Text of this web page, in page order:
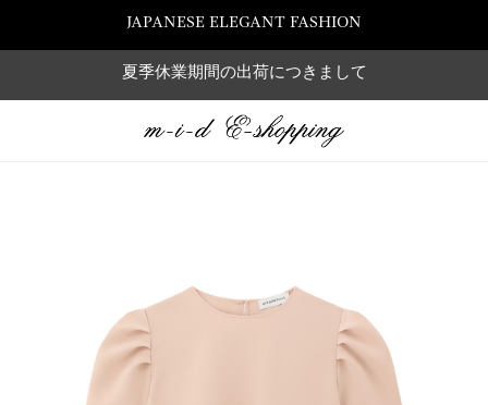
JAPANESE ELEGANT FASHION
夏季休業期間の出荷につきまして